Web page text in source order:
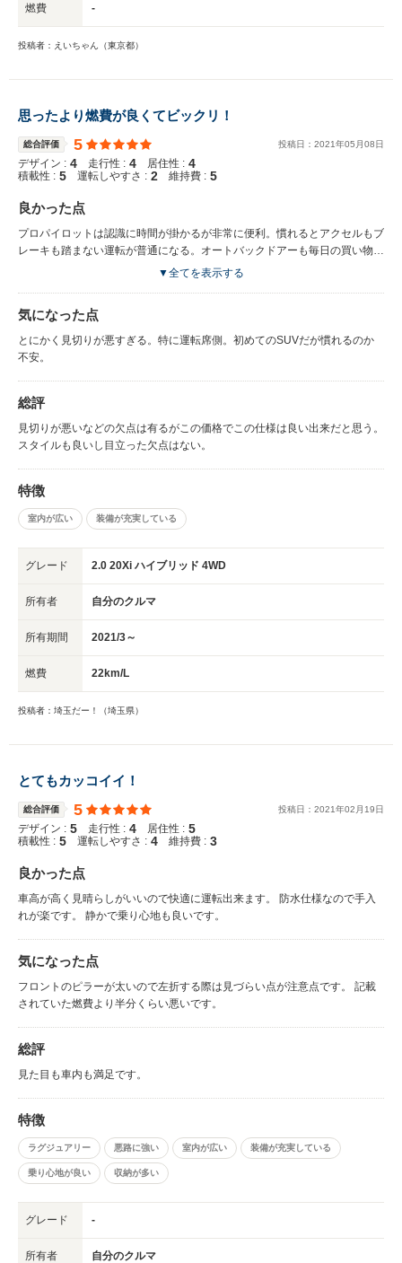
燃費 -
投稿者：えいちゃん（東京都）
思ったより燃費が良くてビックリ！
総合評価 5 投稿日： 2021年05 月08日
デザイン : 4 走行性 : 4 居住性 : 4
積載性 : 5 運転しやすさ : 2 維持費 : 5
良かった点
プロパイロットは認識に時間が掛かるが非常に便利。慣れるとアクセルもブ
レーキも踏まない運転が普通になる。オートバックドアーも毎日の買い物で
は必須になってしまった。４WD仕様だが普段使いは２WDで十分。高速や
のクラスで20km前後の燃費は大満足。冬季の４WD利用と夏季のエアコン
利用でどの程度の燃費かは未知数ですが。
▼全てを表示する
気になった点
とにかく見切りが悪すぎる。特に運転席側。初めてのSUVだが慣れるのか
不安。
総評
見切りが悪いなどの欠点は有るがこの価格でこの仕様は良い出来だと思う。
スタイルも良いし目立った欠点はない。
特徴
室内が広い 装備が充実している
グレード 2.0 20Xi ハイブリッド 4WD
所有者 自分のクルマ
所有期間 2021/3～
燃費 22km/L
投稿者：埼玉だー！（埼玉県）
とてもカッコイイ！
総合評価 5 投稿日： 2021年02 月 19日
デザイン : 5 走行性 : 4 居住性 : 5
積載性 : 5 運転しやすさ : 4 維持費 : 3
良かった点
車高が高く見晴らしがいいので快適に運転出来ます。 防水仕様なので手入
れが楽です。 静かで乗り心地も良いです。
気になった点
フロントのピラーが太いので左折する際は見づらい点が注意点です。 記載
されていた燃費より半分くらい悪いです。
総評
見た目も車内も満足です。
特徴
ラグジュアリー 悪路に強い 室内が広い 装備が充実している
乗り心地が良い 収納が多い
グレード -
所有者 自分のクルマ